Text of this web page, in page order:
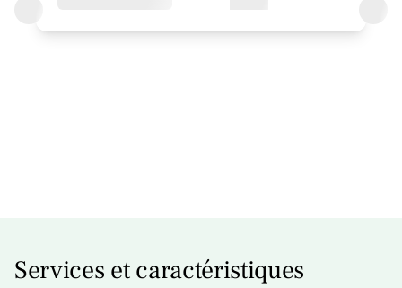
Services et caractéristiques